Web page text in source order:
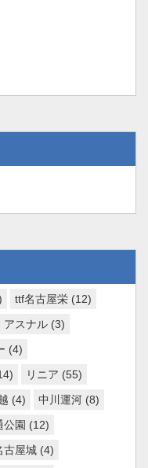
ttf名古屋栄 (12)
アスナル (3)
(4)
リニア (55)
(4) 中川運河 (8)
公園 (12)
古屋城 (4)